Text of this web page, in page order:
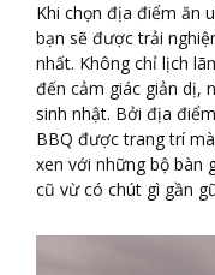
Khi chọn địa điểm ăn
bạn sẽ được trải
nhất. Không chỉ lịch
đến cảm giác giản dị,
sinh nhật. Bởi địa
BBQ được trang trí
xen với những bộ bàn
cũ vừ có chút gì gần